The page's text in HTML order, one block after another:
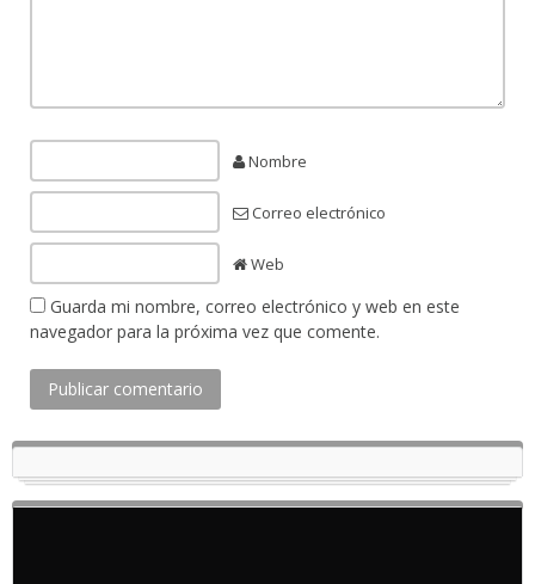
Nombre
Correo electrónico
Web
Guarda mi nombre, correo electrónico y web en este
navegador para la próxima vez que comente.